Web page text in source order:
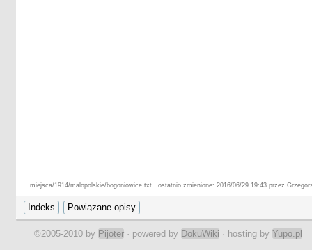
miejsca/1914/malopolskie/bogoniowice.txt · ostatnio zmienione: 2016/06/29 19:43 przez
©2005-2010 by Pijoter · powered by DokuWiki · hosting by Yupo.pl